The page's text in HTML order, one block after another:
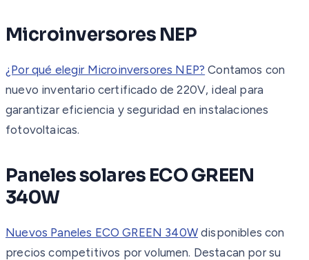
Microinversores NEP
¿Por qué elegir Microinversores NEP? Contamos con
nuevo inventario certificado de 220V, ideal para
garantizar eficiencia y seguridad en instalaciones
fotovoltaicas.
Paneles solares ECO GREEN
340W
Nuevos Paneles ECO GREEN 340Wdisponibles con
precios competitivos por volumen. Destacan por su